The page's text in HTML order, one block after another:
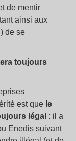
de mentir
ainsi aux
de se
toujours
est que le
légal : il a
Enedis suivant